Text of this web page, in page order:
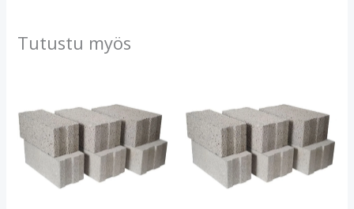
Tutustu myös